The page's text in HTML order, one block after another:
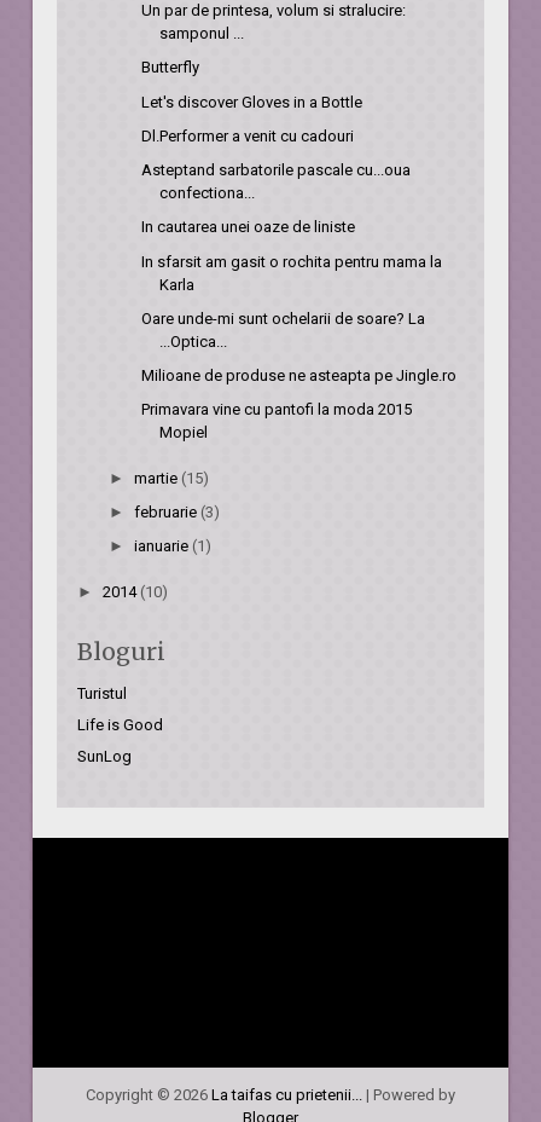
Un par de printesa, volum si stralucire:
samponul ...
Butterfly
Let's discover Gloves in a Bottle
Dl.Performer a venit cu cadouri
Asteptand sarbatorile pascale cu...oua
confectiona...
In cautarea unei oaze de liniste
In sfarsit am gasit o rochita pentru mama la
Karla
Oare unde-mi sunt ochelarii de soare? La
...Optica...
Milioane de produse ne asteapta pe Jingle.ro
Primavara vine cu pantofi la moda 2015
Mopiel
► martie (15)
► februarie (3)
► ianuarie (1)
►2014 (10)
Bloguri
Turistul
Life is Good
SunLog
Copyright © 2026 La taifas cu prietenii...| Powered by
Blogger